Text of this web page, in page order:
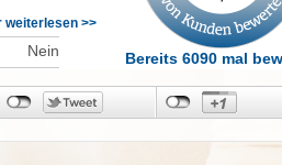
am
auf
per
weiterlesen >>
Nein Bereits 6090 mal